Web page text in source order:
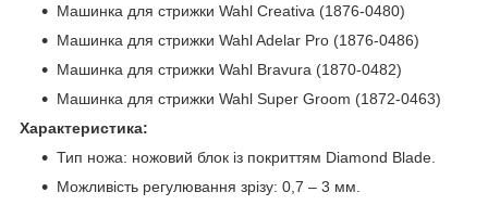
Машинка для стрижки Wahl Creativa (1876-0480)
Машинка для стрижки Wahl Adelar Pro (1876-0486)
Машинка для стрижки Wahl Bravura (1870-0482)
Машинка для стрижки Wahl Super Groom (1872-0463)
Характеристика:
Тип ножа: ножовий блок із покриттям Diamond Blade.
Можливість регулювання зрізу: 0,7 – 3 мм.